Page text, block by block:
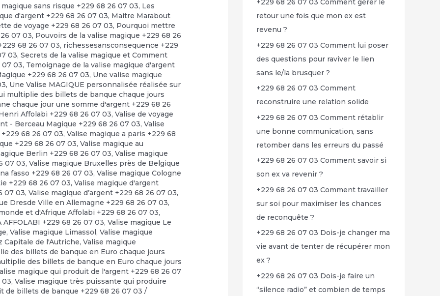
sans risque +229 68 26 07 03, Les
d'argent +229 68 26 07 03, Maitre Marabout
de voyage +229 68 26 07 03, Pourquoi mettre
07 03, Pouvoirs de la valise magique +229 68 26
68 26 07 03, richessesansconsequence +229
03,Secrets de la valise magique et Comment
07 03, Temoignage de la valise magique d'argent
+229 68 26 07 03, Une valise magique
, Une Valise MAGIQUE personnalisée réalisée sur
multiplie des billets de banque chaque jours
chaque jour une somme d'argent +229 68 26
Affolabi +229 68 26 07 03,Valise de voyage
- Berceau Magique +229 68 26 07 03,Valise
68 26 07 03,Valise magique a paris +229 68
+229 68 26 07 03,Valise magique au
Berlin +229 68 26 07 03,Valise magique
07 03,Valise magique Bruxelles près de Belgique
fasso +229 68 26 07 03,Valise magique Cologne
+229 68 26 07 03,Valise magique d'argent
07 03,Valise magique d’argent +229 68 26 07 03,
Dresde Ville en Allemagne +229 68 26 07 03,
et d'Afrique Affolabi +229 68 26 07 03,
+229 68 26 07 03,Valise magique Le
,Valise magique Limassol,Valise magique
Capitale de l'Autriche,Valise magique
des billets de banque en Euro chaque jours
des billets de banque en Euro chaque jours
magique qui produit de l'argent +229 68 26 07
03,Valise magique très puissante qui produire
de billets de banque +229 68 26 07 03 /
+229 68 26 07 03 Comment gérer le
retour une fois que mon ex est
revenu ?
+229 68 26 07 03 Comment lui poser
des questions pour raviver le lien
sans le/la brusquer ?
+229 68 26 07 03 Comment
reconstruire une relation solide
+229 68 26 07 03 Comment rétablir
une bonne communication, sans
retomber dans les erreurs du passé
+229 68 26 07 03 Comment savoir si
son ex va revenir ?
+229 68 26 07 03 Comment travailler
sur soi pour maximiser les chances
de reconquête ?
+229 68 26 07 03 Dois-je changer ma
vie avant de tenter de récupérer mon
ex ?
+229 68 26 07 03 Dois-je faire un
“silence radio” et combien de temps